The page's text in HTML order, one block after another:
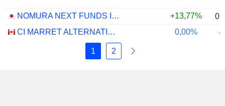
NOMURA NEXT FUNDS INTERNATIONAL EQUITY MSCI-KOKUSAI (UNHEDGED) ETF - JPY +13,77%
CI MARRET ALTERNATIVE ABSOLUTE RETURN BOND ETF - CAD
0,00% -
1 2